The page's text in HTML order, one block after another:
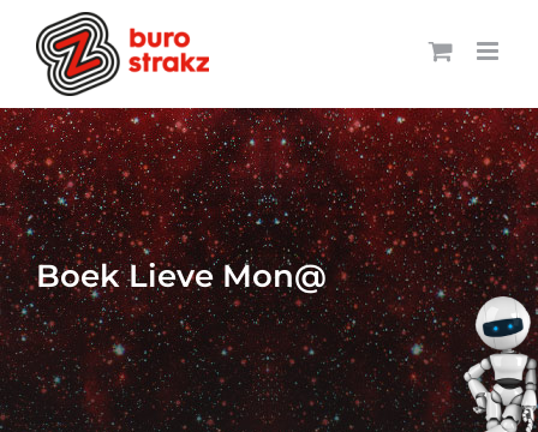
naar
inhoud
Boek Lieve Mon@